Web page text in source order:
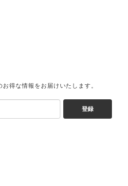
得な情報をお届けいたします。
登録